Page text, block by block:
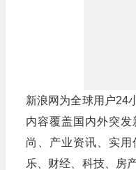
新浪网为全球用户24
内容覆盖国内外突
尚、产业资讯、实
乐、财经、科技、房